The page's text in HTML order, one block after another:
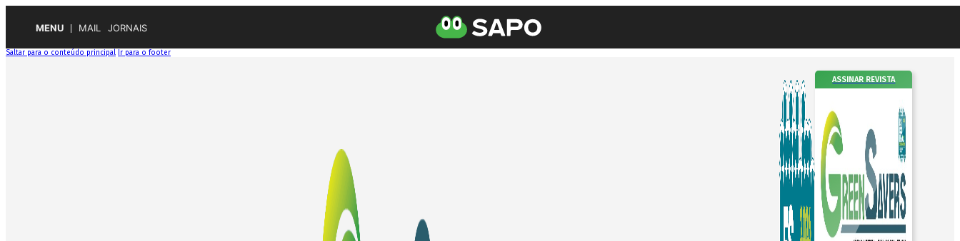
MENU MAIL JORNAIS
Saltar para o conteúdo principal Ir para o footer
ASSINAR REVISTA